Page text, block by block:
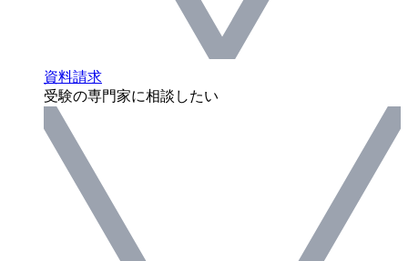
資料請求
受験の専門家に相談したい